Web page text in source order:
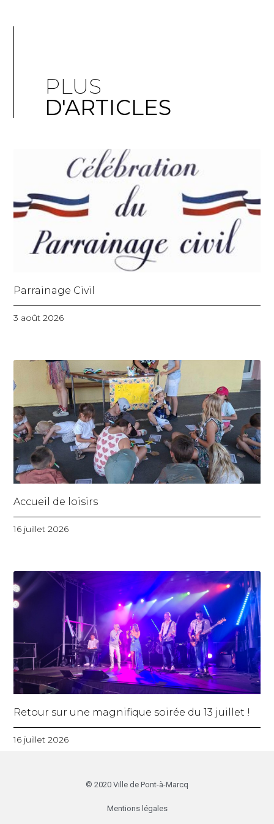
PLUS
D'ARTICLES
Parrainage Civil
3 août 2026
Accueil de loisirs
16 juillet 2026
Retour sur une magnifique soirée du 13 juillet !
16 juillet 2026
© 2020 Ville de Pont-à-Marcq
Mentions légales